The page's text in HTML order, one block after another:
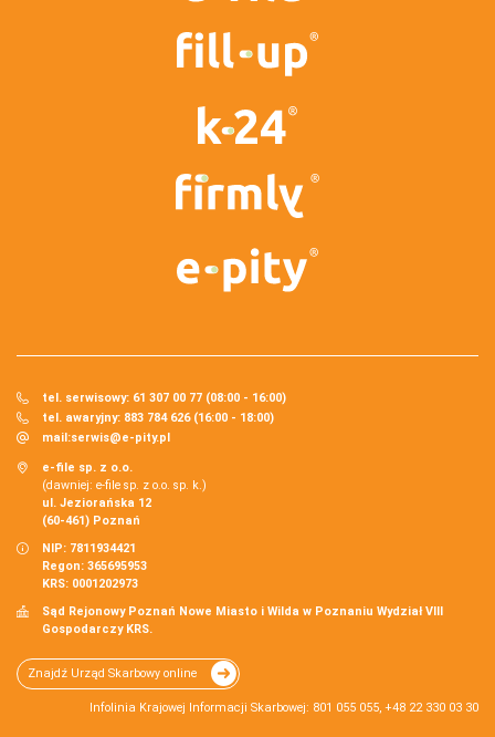
tel. serwisowy: 61 307 00 77 (08:00 - 16:00)
tel. awaryjny: 883 784 626 (16:00 - 18:00)
mail:serwis@e-pity.pl
e-file sp. z o.o.
(dawniej: e-file sp. z o.o. sp. k.)
ul. Jeziorańska 12
(60-461) Poznań
NIP: 7811934421
Regon: 365695953
KRS: 0001202973
Sąd Rejonowy Poznań Nowe Miasto i Wilda w Poznaniu Wydział VIII
Gospodarczy KRS.
Znajdź Urząd Skarbowy online
Infolinia Krajowej Informacji Skarbowej: 801 055 055, +48 22 330 03 30